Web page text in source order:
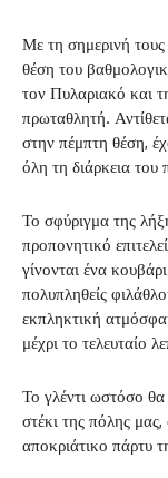
Με τη σημερινή τους
θέση του
τον Πυλαριακό και
πρωταθλητή.
στην πέμπτη θέση,
όλη τη διάρκεια του
Το σφύριγμα της
προπονητικό
γίνονται ένα
πολυπληθείς
εκπληκτική
μέχρι το τελευταίο
Το γλέντι ωστόσο
στέκι της πόλης
αποκριάτικο πάρτυ